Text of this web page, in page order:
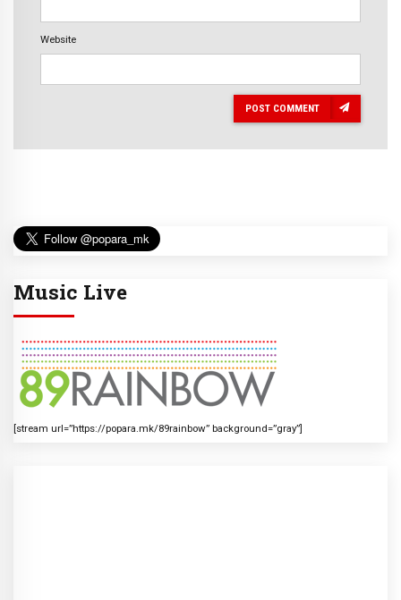
Website
POST COMMENT
Music Live
[stream url=”https://popara.mk/89rainbow” background=”gray”]